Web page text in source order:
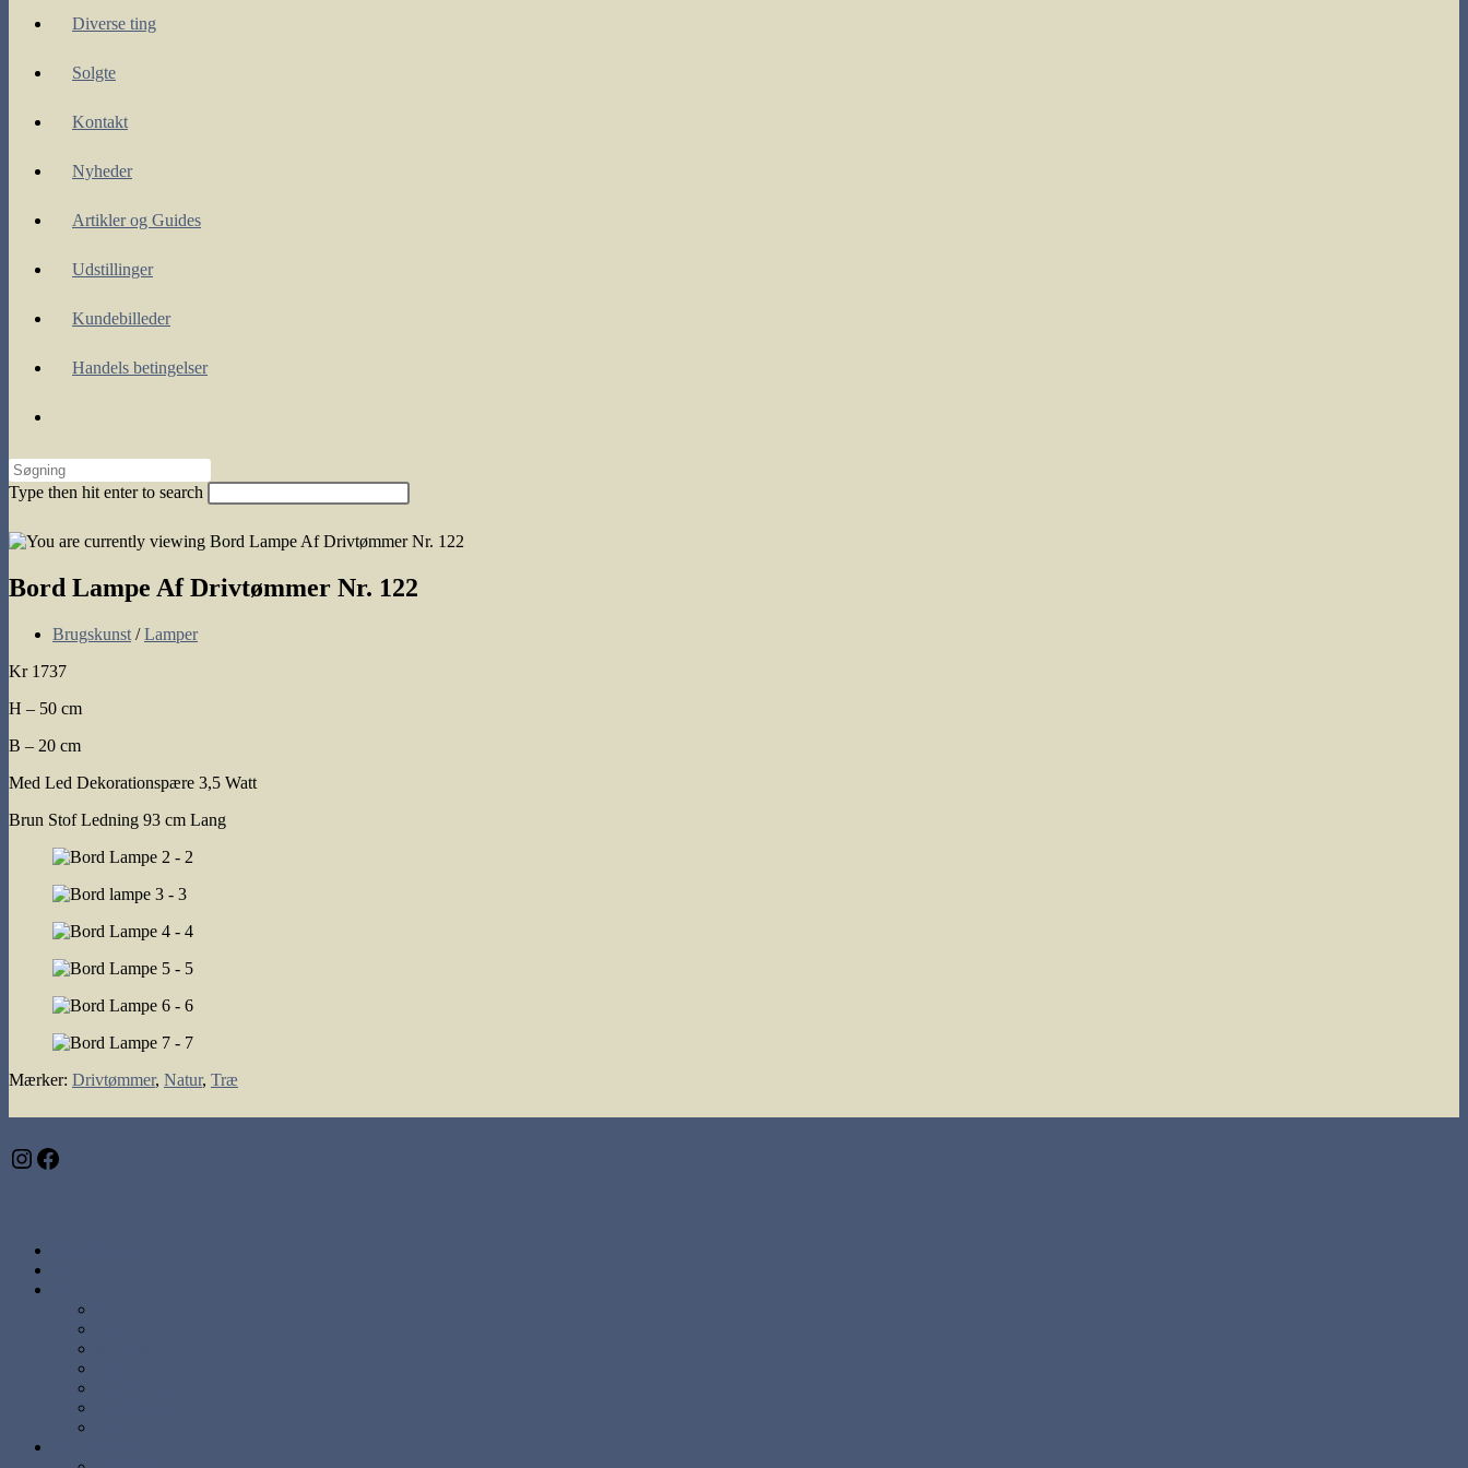
Diverse ting
Solgte
Kontakt
Nyheder
Artikler og Guides
Udstillinger
Kundebilleder
Handels betingelser
website
Type then hit enter to search
Bord Lampe Af Drivtømmer Nr. 122
Post
Brugskunst / Lamper
Kr 1737
H – 50 cm
B – 20 cm
Med Led Dekorationspære 3,5 Watt
Brun Stof Ledning 93 cm Lang
Mærker: Drivtømmer, Natur, Træ
Instagram
Facebook